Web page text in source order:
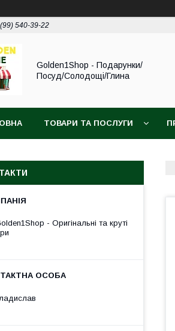
540-39-22
Golden1Shop - Подарунки/
Посуд/Солодощі/Глина
ТОВАРИ ТА ПОСЛУГИ
- Оригінальні та круті